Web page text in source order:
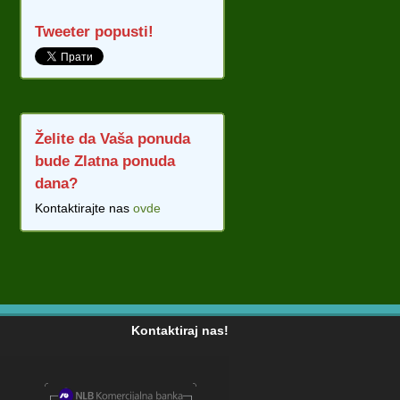
Tweeter popusti!
Želite da Vaša ponuda
bude Zlatna ponuda
dana?
Kontaktirajte nas ovde
Kontaktiraj nas!